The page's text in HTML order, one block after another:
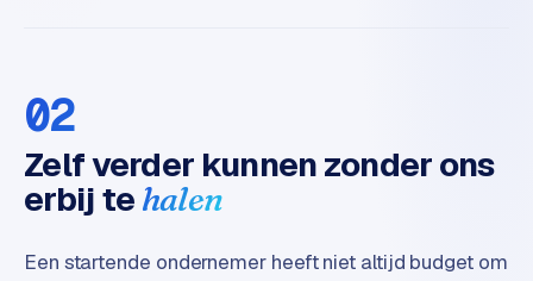
02
Zelf verder kunnen zonder ons
erbij te halen
Een startende ondernemer heeft niet altijd budget om